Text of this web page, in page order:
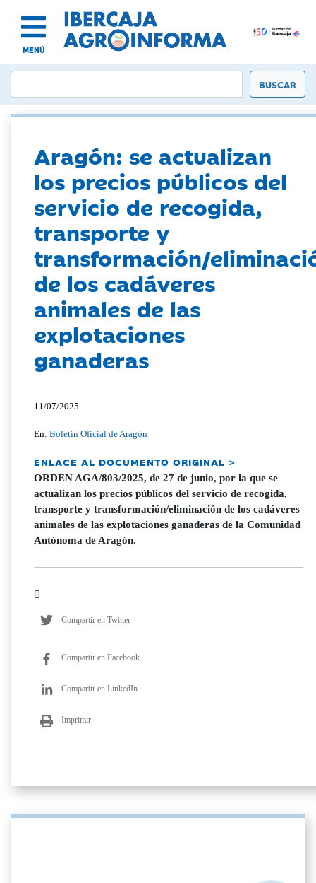
MENÚ
Aragón: se actualizan
los precios públicos del
servicio de recogida,
transporte y
transformación/
de los cadáveres
animales de las
explotaciones
ganaderas
11/07/2025
En:Boletín Oficial de Aragón
ENLACE AL DOCUMENTO ORIGINAL >
ORDEN AGA/803/2025, de 27 de junio, por la que se
actualizan los precios públicos del servicio de recogida,
transporte y transformación/eliminación de los cadáveres
animales de las explotaciones ganaderas de la Comunidad
Autónoma de Aragón.
Compartir en Twitter
Compartir en Facebook
Compartir en LinkedIn
Imprimir